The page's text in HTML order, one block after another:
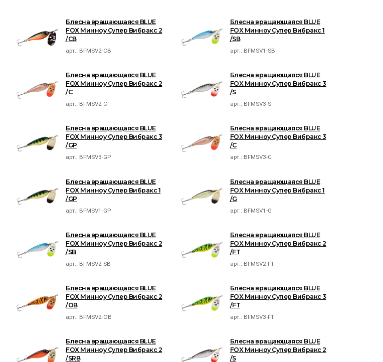
Блесна вращающаяся BLUE
FOX Минноу Супер Вибракс 2
/CB
арт.: BFMSV2-CB
Блесна вращающаяся BLUE
FOX Минноу Супер Вибракс 1
/SB
арт.: BFMSV1-SB
Блесна вращающаяся BLUE
FOX Минноу Супер Вибракс 2
/C
арт.: BFMSV2-C
Блесна вращающаяся BLUE
FOX Минноу Супер Вибракс 3
/S
арт.: BFMSV3-S
Блесна вращающаяся BLUE
FOX Минноу Супер Вибракс 3
/GP
арт.: BFMSV3-GP
Блесна вращающаяся BLUE
FOX Минноу Супер Вибракс 3
/C
арт.: BFMSV3-C
Блесна вращающаяся BLUE
FOX Минноу Супер Вибракс 1
/GP
арт.: BFMSV1-GP
Блесна вращающаяся BLUE
FOX Минноу Супер Вибракс 1
/G
арт.: BFMSV1-G
Блесна вращающаяся BLUE
FOX Минноу Супер Вибракс 2
/SB
арт.: BFMSV2-SB
Блесна вращающаяся BLUE
FOX Минноу Супер Вибракс 2
/FT
арт.: BFMSV2-FT
Блесна вращающаяся BLUE
FOX Минноу Супер Вибракс 2
/OB
арт.: BFMSV2-OB
Блесна вращающаяся BLUE
FOX Минноу Супер Вибракс 3
/FT
арт.: BFMSV3-FT
Блесна вращающаяся BLUE
FOX Минноу Супер Вибракс 2
/SRB
Блесна вращающаяся BLUE
FOX Минноу Супер Вибракс 2
/S